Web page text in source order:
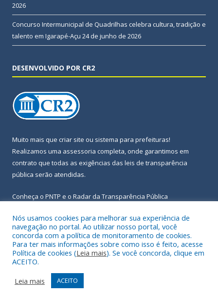
2026
Concurso Intermunicipal de Quadrilhas celebra cultura, tradição e
talento em Igarapé-Açu 24 de junho de 2026
DESENVOLVIDO POR CR2
Muito mais que criar site ou sistema para prefeituras!
Realizamos uma assessoria completa, onde garantimos em
contrato que todas as exigências das leis de transparência
pública serão atendidas.
Conheça o PNTP e o Radar da Transparência Pública
Todos os direitos reservados a Prefeitura Municipal de Igarapé-
Açu.
Frequência Online
Acessar Área Administrativa
Nós usamos cookies para melhorar sua experiência de
navegação no portal. Ao utilizar nosso portal, você
concorda com a política de monitoramento de cookies.
Para ter mais informações sobre como isso é feito, acesse
Política de cookies (Leia mais). Se você concorda, clique em
ACEITO.
Leia mais
ACEITO